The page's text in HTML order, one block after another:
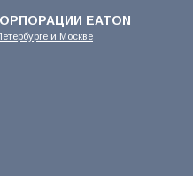
EATON
и Москве